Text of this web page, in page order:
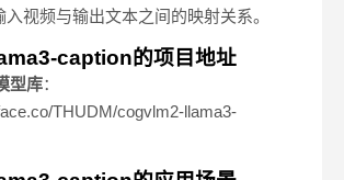
视频与输出文本之间的映射关系。
caption的项目地址
型库：
THUDM/cogvlm2-llama3-